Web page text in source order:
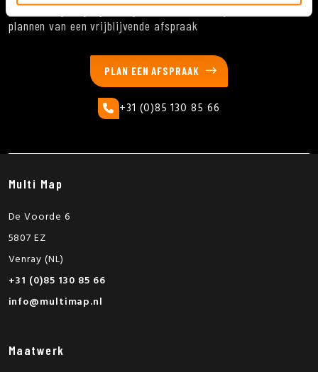
we komen graag bij u langs, neem contact op voor het
plannen van een vrijblijvende afspraak
PLAN EEN AFSPRAAK
+31 (0)85 130 85 66
Multi Map
De Voorde 6
5807 EZ
Venray (NL)
+31 (0)85 130 85 66
info@multimap.nl
Maatwerk